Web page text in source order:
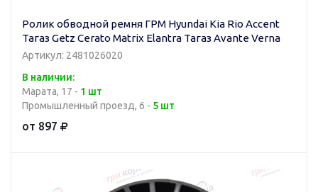
Ролик обводной ремня ГРМ Hyundai Kia Rio Accent
Тагаз Getz Cerato Matrix Elantra Тагаз Avante Verna
Артикул: 2481026020
В наличии:
Марата, 17 - 1 шт
Промышленный проезд, 6 - 5 шт
от 897